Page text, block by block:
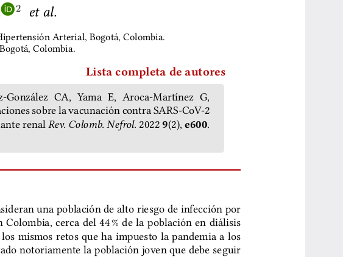
2 et al.
Arterial, Bogotá, Colombia.
Colombia.
Lista completa de autores
González  CA,  Yama  E,  Aroca-Martínez  G,
sobre la vacunación contra SARS-CoV-2
renal Rev. Colomb. Nefrol. 2022 9(2), e600.
una población de alto riesgo de infección por
cerca del 44 % de la población en diálisis
mismos retos que ha impuesto la pandemia a los
notoriamente la población joven que debe seguir